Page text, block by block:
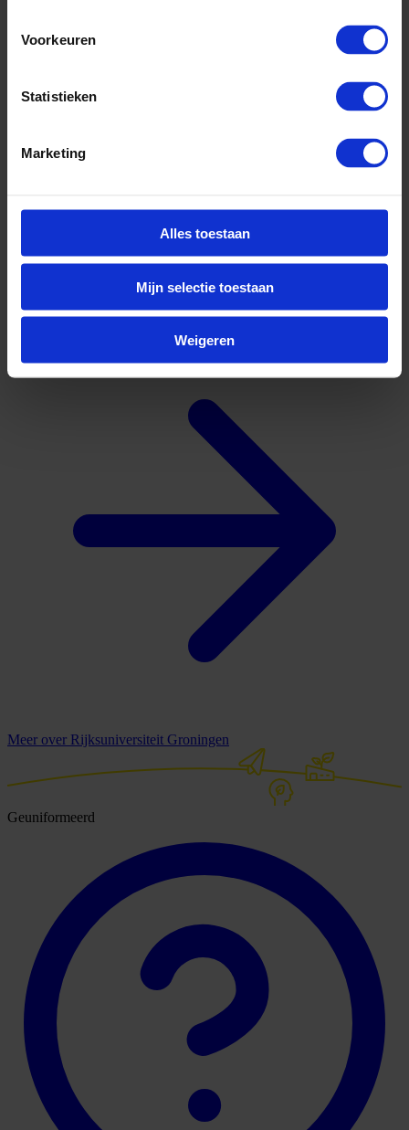
Voorkeuren
Statistieken
Marketing
Alles toestaan
Mijn selectie toestaan
Weigeren
45.956
Bekijk andere vacatures
Meer over Rijksuniversiteit Groningen
Geuniformeerd